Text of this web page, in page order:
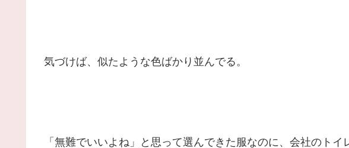
気づけば、似たような色ばかり並んでる。
「無難でいいよね」と思って選んできた服なのに、会社のト